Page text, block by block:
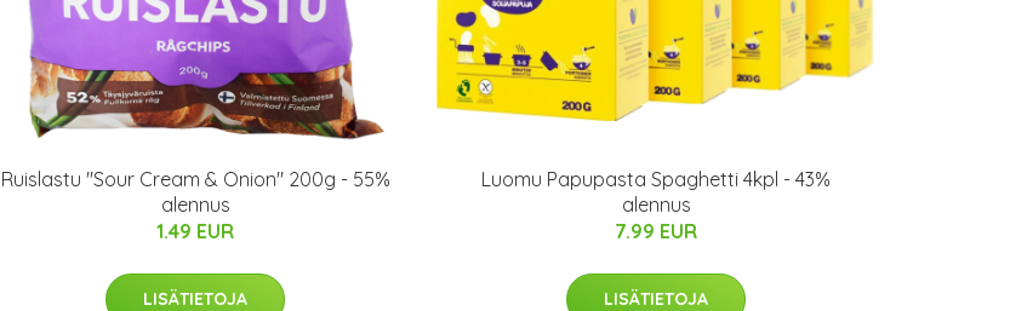
Ruislastu "Sour Cream & Onion" 200g - 55%
alennus
1.49 EUR
LISÄTIETOJA
Luomu Papupasta Spaghetti 4kpl - 43%
alennus
7.99 EUR
LISÄTIETOJA